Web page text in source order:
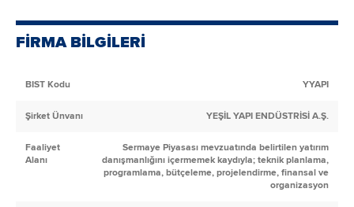
FİRMA BİLGİLERİ
BIST Kodu YYAPI
Şirket Ünvanı YEŞİL YAPI ENDÜSTRİSİ A.Ş.
Faaliyet
Alanı
Sermaye Piyasası mevzuatında belirtilen yatırım
danışmanlığını içermemek kaydıyla; teknik planlama,
programlama, bütçeleme, projelendirme, finansal ve
organizasyon